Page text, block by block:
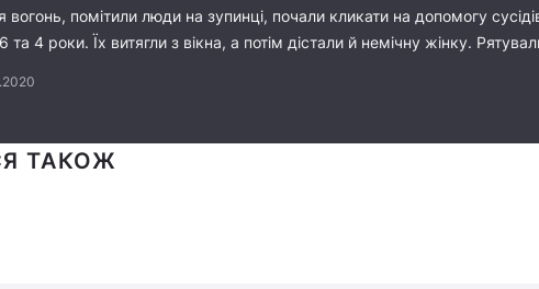
вогонь, помітили люди на зупинці, почали кликати на допомогу
та 4 роки. Їх витягли з вікна, а потім дістали й немічну жінку.
ТАКОЖ